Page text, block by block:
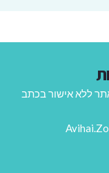
ללא אישור בכתב